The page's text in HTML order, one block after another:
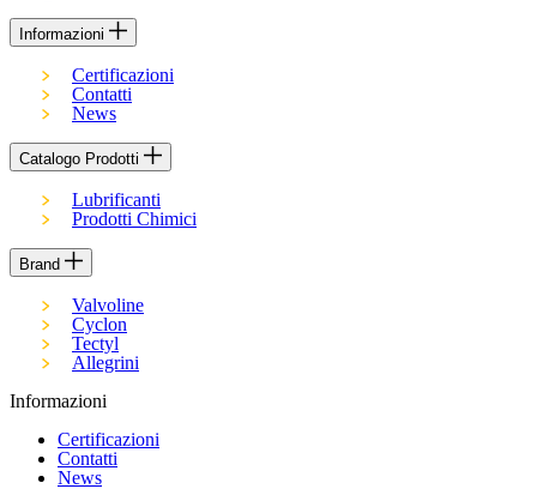
Informazioni
Certificazioni
Contatti
News
Catalogo Prodotti
Lubrificanti
Prodotti Chimici
Brand
Valvoline
Cyclon
Tectyl
Allegrini
Informazioni
Certificazioni
Contatti
News